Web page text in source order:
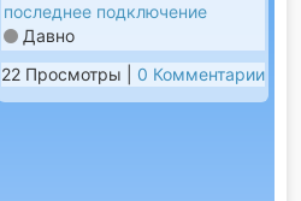
последнее подключение
Давно
22 Просмотры | 0 Комментарии